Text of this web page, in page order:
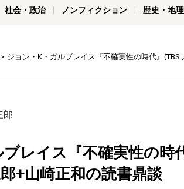
社会・政治 ノンフィクション 歴史・地理
ジョン・K・ガルブレイス『不確実性の時代』
郎
レイス『不確実性の時
+山崎正和の読書鼎談